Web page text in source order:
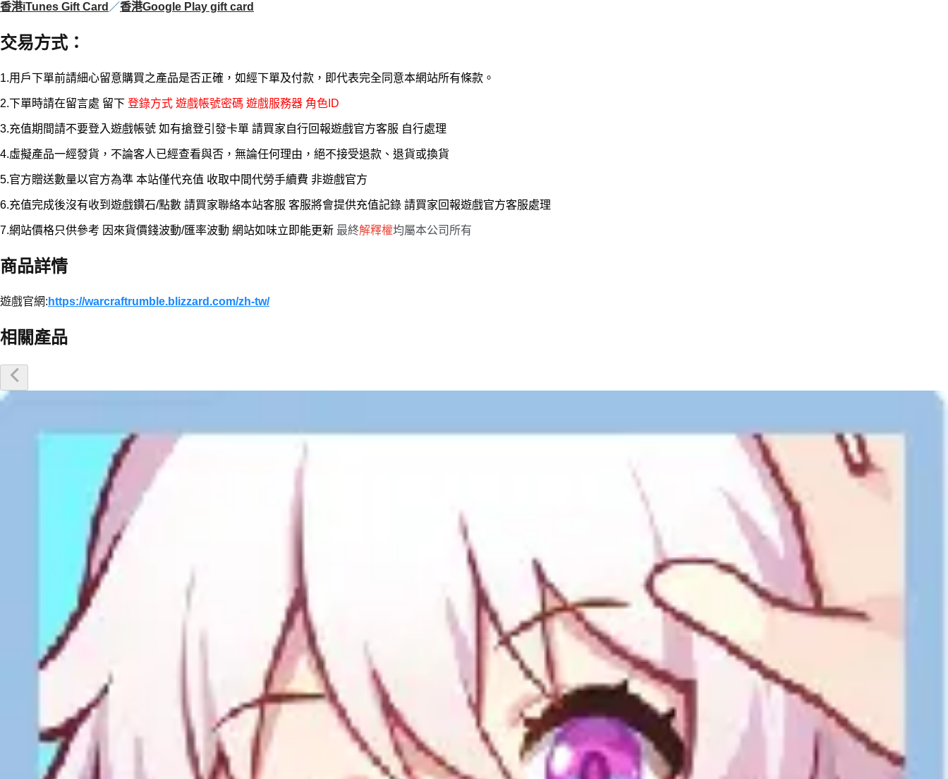
香港iTunes Gift Card ／香港Google Play gift card
交易方式：
1.用戶下單前請細心留意購買之產品是否正確，如經下單及付款，即代表完全同意本網站所有條款。
2.下單時請在留言處 留下 登錄方式 遊戲帳號密碼 遊戲服務器 角色ID
3.充值期間請不要登入遊戲帳號 如有搶登引發卡單 請買家自行回報遊戲官方客服 自行處理
4.虛擬產品一經發貨，不論客人已經查看與否，無論任何理由，絕不接受退款、退貨或換貨
5.官方贈送數量以官方為準 本站僅代充值 收取中間代勞手續費 非遊戲官方
6.充值完成後沒有收到遊戲鑽石/點數 請買家聯絡本站客服 客服將會提供充值記錄 請買家回報遊戲官方客服處理
7.網站價格只供參考 因來貨價錢波動/匯率波動 網站如味立即能更新 最終解釋權均屬本公司所有
商品詳情
遊戲官網: https://warcraftrumble.blizzard.com/zh-tw/
相關產品